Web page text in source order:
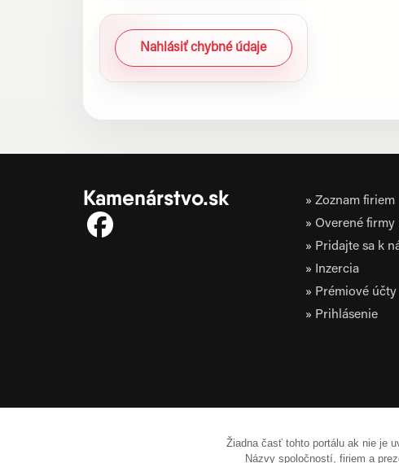
Nahlásiť chybné údaje
Kamenárstvo.sk
Zoznam firiem
Overené firmy
Pridajte sa k
Inzercia
Prémiové účty
Prihlásenie
Žiadna časť tohto portálu ak nie je
Názvy spoločností, firiem a